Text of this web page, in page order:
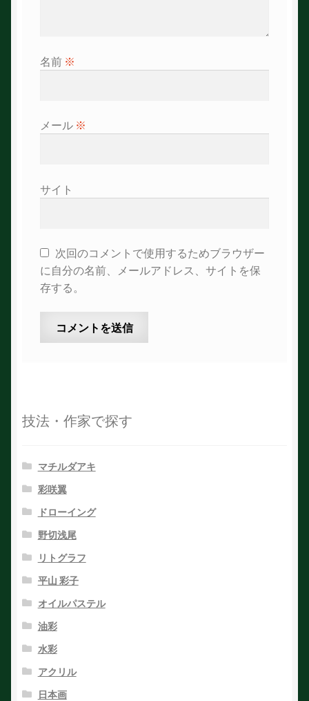
名前 ※
メール ※
サイト
次回のコメントで使用するためブラウザー
に自分の名前、メールアドレス、サイトを保
存する。
技法・作家で探す
マチルダアキ
彩咲翼
ドローイング
野切浅尾
リトグラフ
平山 彩子
オイルパステル
油彩
水彩
アクリル
日本画